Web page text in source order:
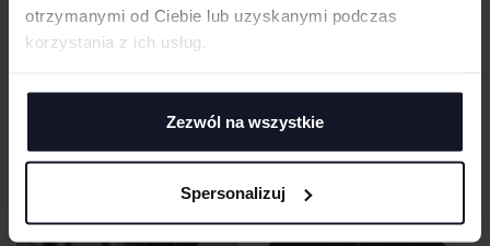
otrzymanymi od Ciebie lub uzyskanymi podczas
korzystania z ich usług.
Zezwól na wszystkie
Spersonalizuj
TEDDY 01
LINK KIDS WEAR
Od 20.75 zł netto
MEN'S CLASSIC POLYCOTTON POLO
RUSSELL ATHLETIC
Od 31.36 zł netto